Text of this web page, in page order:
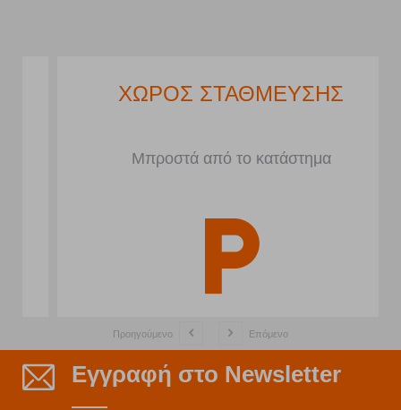
ΧΩΡΟΣ ΣΤΑΘΜΕΥΣΗΣ
Μπροστά από το κατάστημα
Προηγούμενο Επόμενο
Εγγραφή στο Newsletter